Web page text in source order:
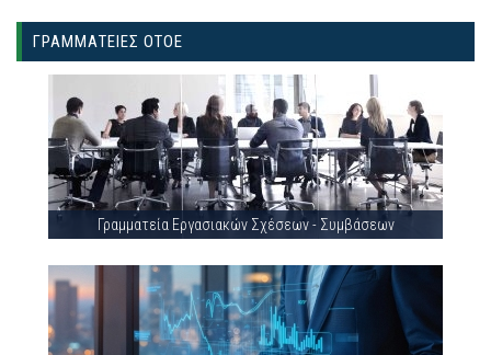
ΓΡΑΜΜΑΤΕΙΕΣ ΟΤΟΕ
Γραμματεία Εργασιακών Σχέσεων - Συμβάσεων